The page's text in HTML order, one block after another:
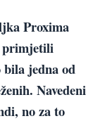
Proxima
primjetili
bila jedna od
Navedeni
no za to